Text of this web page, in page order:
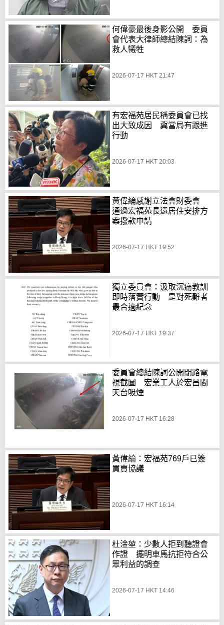
何偉豪最後身影公開 委員
會代表大律師總結陳詞：為
救人犧牲
2026-07-17 HKT 21:47
有宏福苑居民稱委員會已找
出大致成因 冀當局有跟進
行動
2026-07-17 HKT 20:03
黃偉綸感謝立法會財委會
通過宏福苑長遠居住安排方
案撥款申請
2026-07-17 HKT 19:52
獨立委員會：汲取沉痛教訓
即時落實行動 是對死難者
最合適紀念
2026-07-17 HKT 19:37
委員會總結陳詞公開閉路電
視截圖 宏業工人於宏昌閣
天台吸煙
2026-07-17 HKT 16:28
黃偉綸：宏福苑769戶已簽
買賣協議
2026-07-17 HKT 16:14
杜淦堃：少數人拒到聽證會
作證 擺明車馬抗拒符合公
眾利益的調查
2026-07-17 HKT 14:46